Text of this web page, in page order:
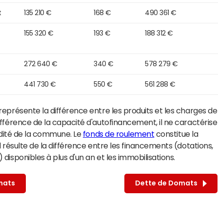
135 210 € 168 € 490 361 €
155 320 € 193 € 188 312 €
272 640 € 340 € 578 279 €
441 730 € 550 € 561 288 €
la différence entre les produits et les charges de
de la capacité d'autofinancement, il ne caractérise
de la commune. Le fonds de roulement constitue la
résulte de la différence entre les financements (dotations,
à plus d'un an et les immobilisations.
Dette de Domats